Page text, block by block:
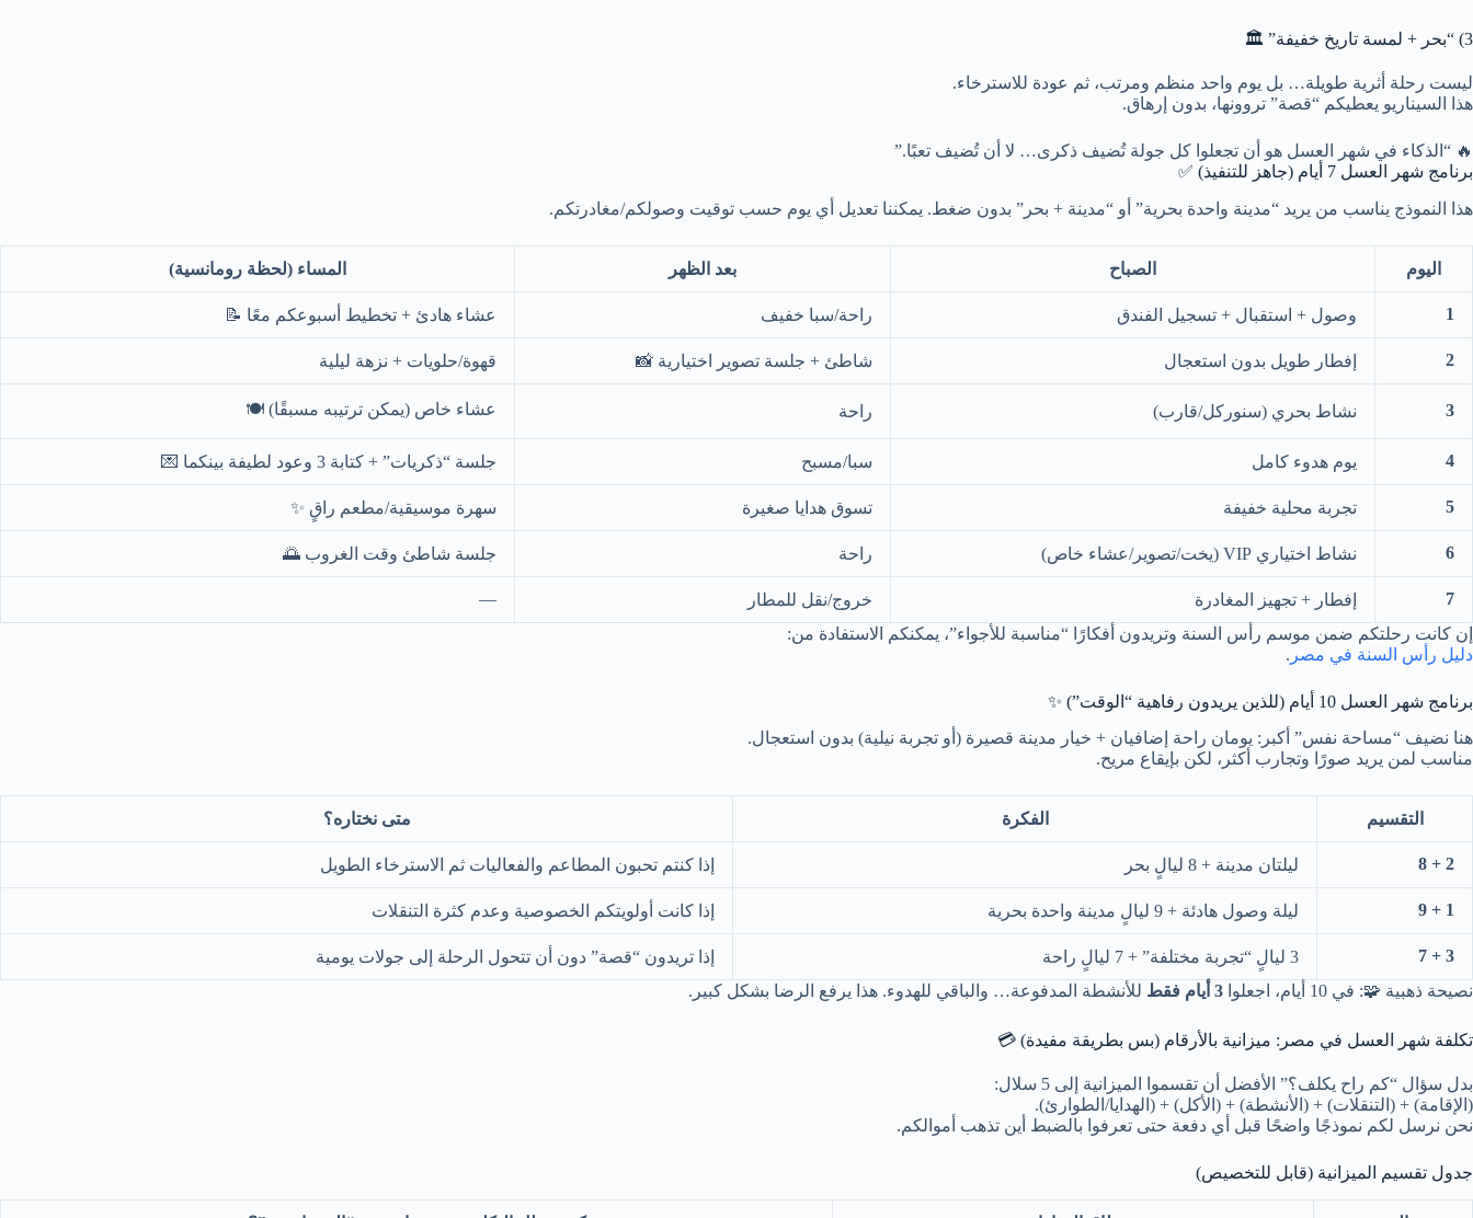
3) “بحر + لمسة تاريخ خفيفة” 🏛️
ليست رحلة أثرية طويلة… بل يوم واحد منظم ومرتب، ثم عودة للاسترخاء.
هذا السيناريو يعطيكم “قصة” تروونها، بدون إرهاق.
🔥 “الذكاء في شهر العسل هو أن تجعلوا كل جولة تُضيف ذكرى… لا أن تُضيف تعبًا.”
برنامج شهر العسل 7 أيام (جاهز للتنفيذ) ✅
هذا النموذج يناسب من يريد “مدينة واحدة بحرية” أو “مدينة + بحر” بدون ضغط. يمكننا تعديل أي يوم حسب توقيت وصولكم/مغادرتكم.
اليوم الصباح بعد الظهر المساء (لحظة رومانسية)
1 وصول + استقبال + تسجيل الفندق راحة/سبا خفيف عشاء هادئ + تخطيط أسبوعكم معًا 📝
2 إفطار طويل بدون استعجال شاطئ + جلسة تصوير اختيارية 📸 قهوة/حلويات + نزهة ليلية
3 نشاط بحري (سنوركل/قارب) راحة عشاء خاص (يمكن ترتيبه مسبقًا) 🍽️
4 يوم هدوء كامل سبا/مسبح جلسة “ذكريات” + كتابة 3 وعود لطيفة بينكما 💌
5 تجربة محلية خفيفة تسوق هدايا صغيرة سهرة موسيقية/مطعم راقٍ ✨
6 نشاط اختياري VIP (يخت/تصوير/عشاء خاص) راحة جلسة شاطئ وقت الغروب 🌅
7 إفطار + تجهيز المغادرة خروج/نقل للمطار
—
إن كانت رحلتكم ضمن موسم رأس السنة وتريدون أفكارًا “مناسبة للأجواء”، يمكنكم الاستفادة من:
دليل رأس السنة في مصر .
برنامج شهر العسل 10 أيام (للذين يريدون رفاهية “الوقت”) ✨
هنا نضيف “مساحة نفس” أكبر: يومان راحة إضافيان + خيار مدينة قصيرة (أو تجربة نيلية) بدون استعجال.
مناسب لمن يريد صورًا وتجارب أكثر، لكن بإيقاع مريح.
التقسيم الفكرة متى نختاره؟
2 + 8 ليلتان مدينة + 8 ليالٍ بحر إذا كنتم تحبون المطاعم والفعاليات ثم الاسترخاء الطويل
1 + 9 ليلة وصول هادئة + 9 ليالٍ مدينة واحدة بحرية إذا كانت أولويتكم الخصوصية وعدم كثرة التنقلات
3 + 7 3 ليالٍ “تجربة مختلفة” + 7 ليالٍ راحة
إذا تريدون “قصة” دون أن تتحول الرحلة إلى جولات يومية
نصيحة ذهبية 🧩: في 10 أيام، اجعلوا
3 أيام فقط للأنشطة المدفوعة… والباقي للهدوء. هذا يرفع الرضا بشكل كبير.
تكلفة شهر العسل في مصر: ميزانية بالأرقام (بس بطريقة مفيدة) 💳
بدل سؤال “كم راح يكلف؟” الأفضل أن تقسموا الميزانية إلى 5 سلال:
(الإقامة) + (التنقلات) + (الأنشطة) + (الأكل) + (الهدايا/الطوارئ).
نحن نرسل لكم نموذجًا واضحًا قبل أي دفعة حتى تعرفوا بالضبط أين تذهب أموالكم.
جدول تقسيم الميزانية (قابل للتخصيص)